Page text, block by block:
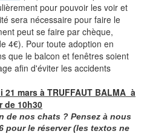
pour pouvoir les voir et
sera nécessaire pour faire le
peut se faire par chèque,
4€). Pour toute adoption en
que le balcon et fenêtres soient
afin d'éviter les accidents
mars à TRUFFAUT BALMA à
de 10h30
de nos chats ? Pensez à nous
pour le réserver (les textos ne